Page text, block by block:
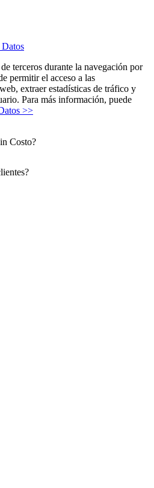
terceros durante la navegación por
permitir el acceso a las
extraer estadísticas de tráfico y
Para más información, puede
>>
Costo?